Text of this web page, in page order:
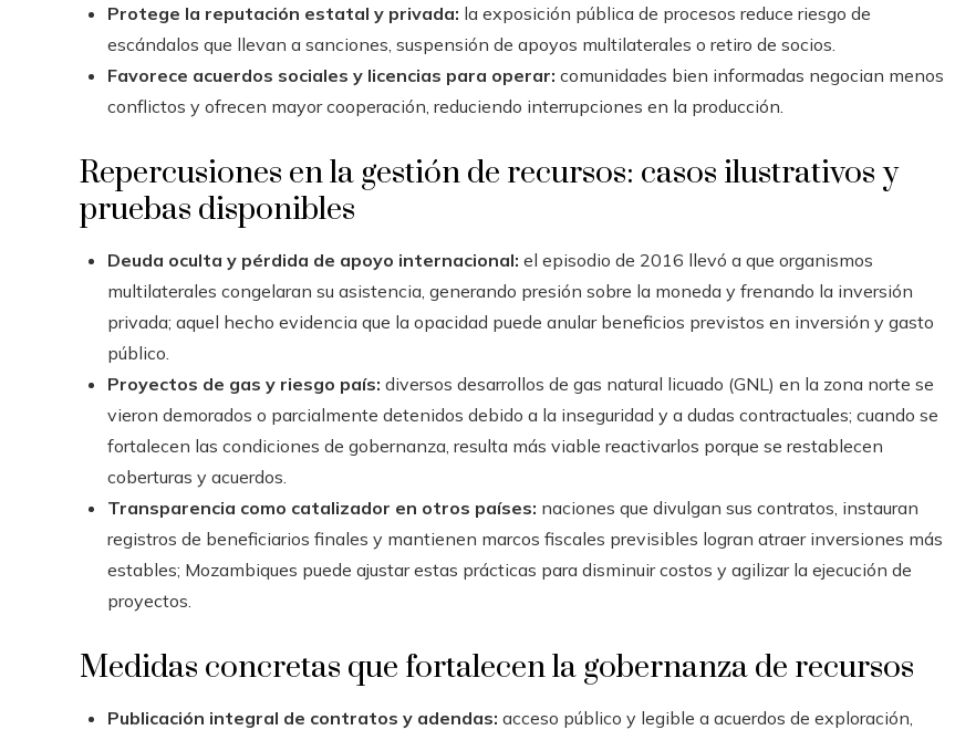
Protege la reputación estatal y privada: la exposición pública de procesos reduce riesgo de
escándalos que llevan a sanciones, suspensión de apoyos multilaterales o retiro de socios.
Favorece acuerdos sociales y licencias para operar: comunidades bien informadas negocian menos
conflictos y ofrecen mayor cooperación, reduciendo interrupciones en la producción.
Repercusiones en la gestión de recursos: casos ilustrativos y
pruebas disponibles
Deuda oculta y pérdida de apoyo internacional: el episodio de 2016 llevó a que organismos
multilaterales congelaran su asistencia, generando presión sobre la moneda y frenando la inversión
privada; aquel hecho evidencia que la opacidad puede anular beneficios previstos en inversión y gasto
público.
Proyectos de gas y riesgo país: diversos desarrollos de gas natural licuado (GNL) en la zona norte se
vieron demorados o parcialmente detenidos debido a la inseguridad y a dudas contractuales; cuando se
fortalecen las condiciones de gobernanza, resulta más viable reactivarlos porque se restablecen
coberturas y acuerdos.
Transparencia como catalizador en otros países: naciones que divulgan sus contratos, instauran
registros de beneficiarios finales y mantienen marcos fiscales previsibles logran atraer inversiones más
estables; Mozambiques puede ajustar estas prácticas para disminuir costos y agilizar la ejecución de
proyectos.
Medidas concretas que fortalecen la gobernanza de recursos
Publicación integral de contratos y adendas: acceso público y legible a acuerdos de exploración,